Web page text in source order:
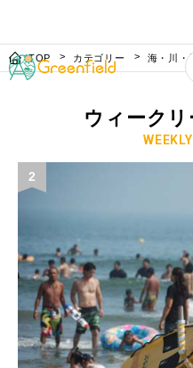
TOP カテゴリー 海・川・
ウィーク
2